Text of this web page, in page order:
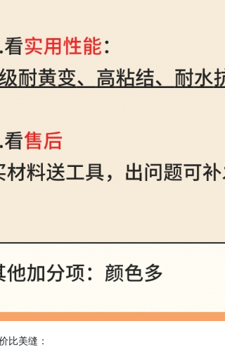
比美缝：